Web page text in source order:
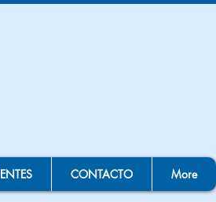
CONTACTO More